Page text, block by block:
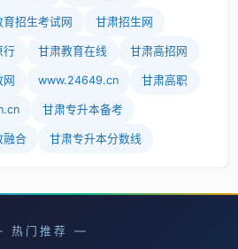
招生考试网 甘肃招生网
行 甘肃教育在线 甘肃高招网
网 www.24649.cn 甘肃高职
甘肃专升本备考
融合 甘肃专升本分数线
热门推荐 —